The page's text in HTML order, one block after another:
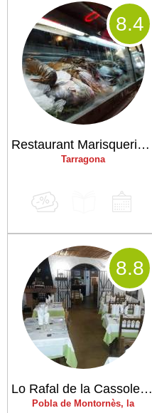
Restaurant Marisqueria l'Àncora
Tarragona
8.4
Lo Rafal de la Cassoleta d'arròs
Pobla de Montornès, la
8.8